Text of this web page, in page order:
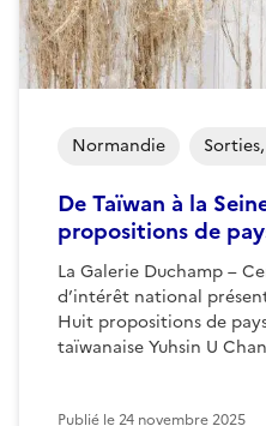
De Taïwan à la
propositions de
La Galerie Duchamp –
d’intérêt national
Huit propositions de
taïwanaise Yuhsin U
Normandie
Publié le24 novembre 2025